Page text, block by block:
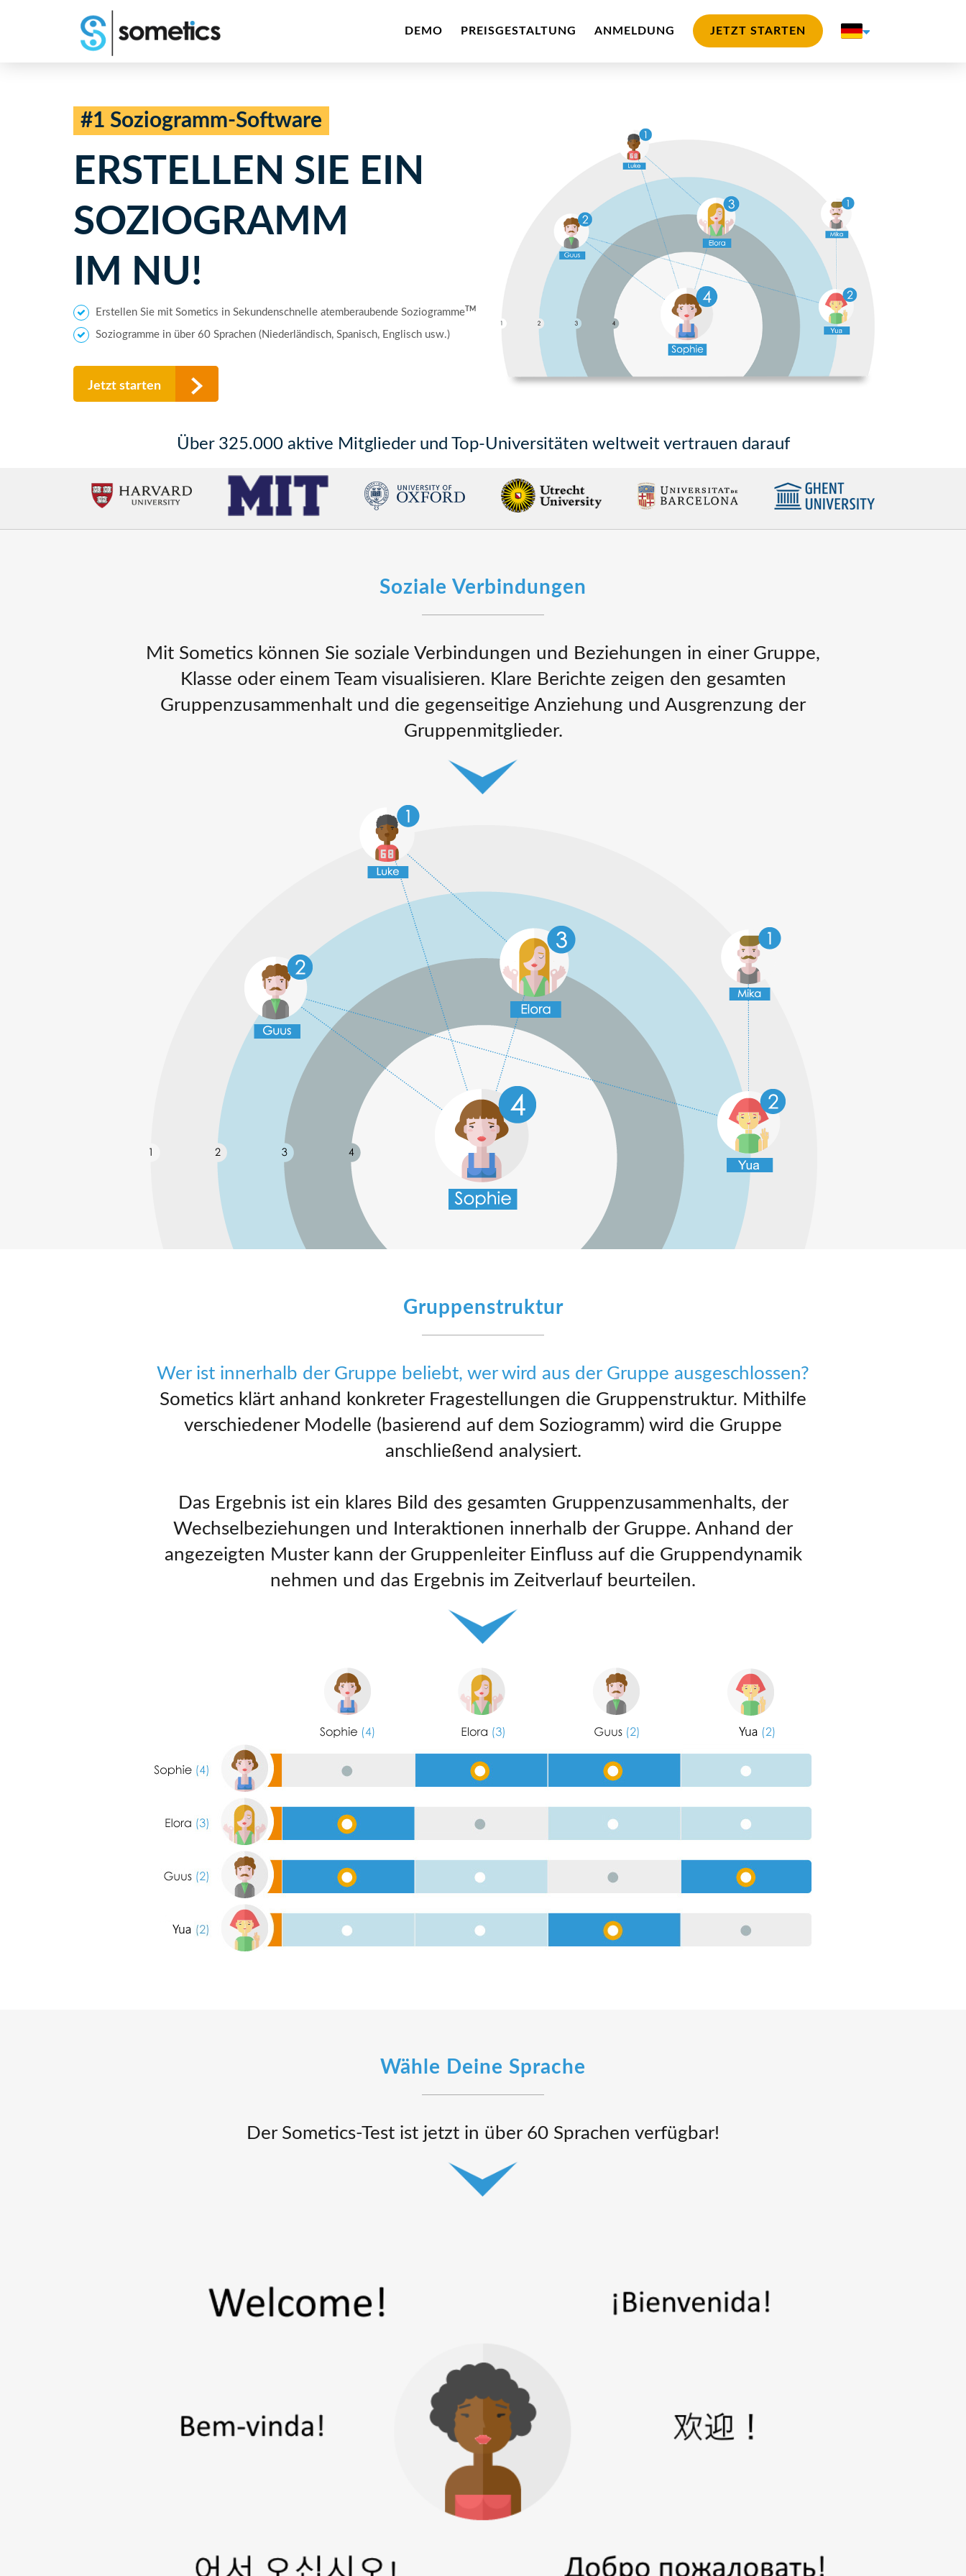
DEMO PREISGESTALTUNG ANMELDUNG JETZT STARTEN
#1 Soziogramm-Software
ERSTELLEN SIE EIN
SOZIOGRAMM
IM NU!
Erstellen Sie mit Sometics in Sekundenschnelle atemberaubende Soziogramme TM
Soziogramme in über 60 Sprachen (Niederländisch, Spanisch, Englisch usw.)
Jetzt starten
Über 325.000 aktive Mitglieder und Top-Universitäten weltweit vertrauen darauf
Soziale Verbindungen
Mit Sometics können Sie soziale Verbindungen und Beziehungen in einer Gruppe,
Klasse oder einem Team visualisieren. Klare Berichte zeigen den gesamten
Gruppenzusammenhalt und die gegenseitige Anziehung und Ausgrenzung der
Gruppenmitglieder.
Gruppenstruktur
Wer ist innerhalb der Gruppe beliebt, wer wird aus der Gruppe ausgeschlossen?
Sometics klärt anhand konkreter Fragestellungen die Gruppenstruktur. Mithilfe
verschiedener Modelle (basierend auf dem Soziogramm) wird die Gruppe
anschließend analysiert.
Das Ergebnis ist ein klares Bild des gesamten Gruppenzusammenhalts, der
Wechselbeziehungen und Interaktionen innerhalb der Gruppe. Anhand der
angezeigten Muster kann der Gruppenleiter Einfluss auf die Gruppendynamik
nehmen und das Ergebnis im Zeitverlauf beurteilen.
Wähle Deine Sprache
Der Sometics-Test ist jetzt in über 60 Sprachen verfügbar!